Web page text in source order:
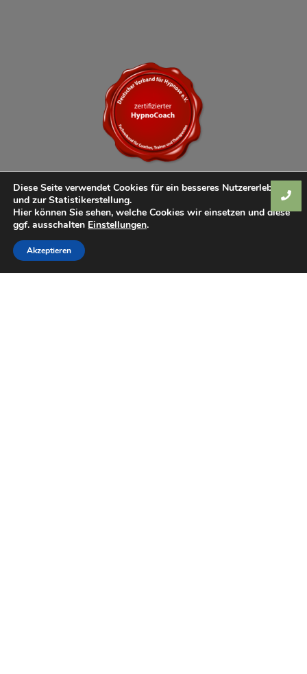
Diese Seite verwendet Cookies für ein besseres Nutzererlebnis
und zur Statistikerstellung.
Hier können Sie sehen, welche Cookies wir einsetzen und diese
ggf. ausschalten Einstellungen.
Akzeptieren